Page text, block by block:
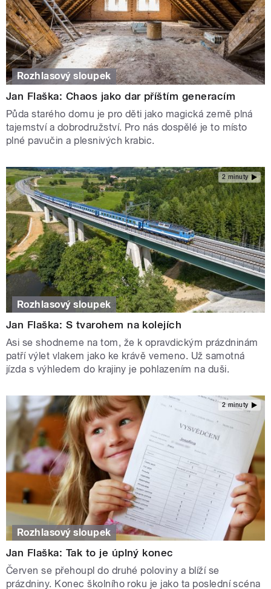
Rozhlasový sloupek
Jan Flaška: Chaos jako dar příštím generacím
Půda starého domu je pro děti jako magická země plná
tajemství a dobrodružství. Pro nás dospělé je to místo
plné pavučin a plesnivých krabic.
2 minuty
Rozhlasový sloupek
Jan Flaška: S tvarohem na kolejích
Asi se shodneme na tom, že k opravdickým prázdninám
patří výlet vlakem jako ke krávě vemeno. Už samotná
jízda s výhledem do krajiny je pohlazením na duši.
2 minuty
Rozhlasový sloupek
Jan Flaška: Tak to je úplný konec
Červen se přehoupl do druhé poloviny a blíží se
prázdniny. Konec školního roku je jako ta poslední scéna